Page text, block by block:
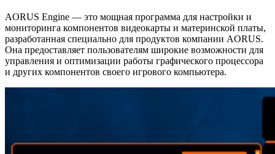
AORUS Engine — это мощная программа для настройки и
мониторинга компонентов видеокарты и материнской платы,
разработанная специально для продуктов компании AORUS.
Она предоставляет пользователям широкие возможности для
управления и оптимизации работы графического процессора
и других компонентов своего игрового компьютера.